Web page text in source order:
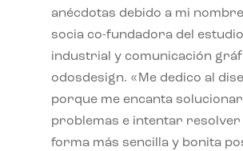
anécdotas debido a mi
socia co-fundadora del
industrial y comunicación
odosdesign. «Me dedico al
porque me encanta solucionar
problemas e intentar resolver
forma más sencilla y bonita